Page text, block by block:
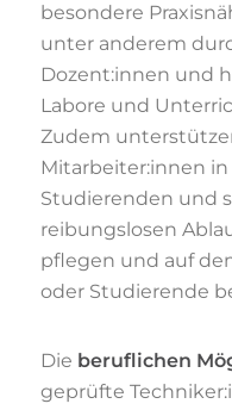
besondere
unter anderem
Dozent:innen und
Labore und
Zudem
Mitarbeiter:innen
Studierenden und
reibungslosen
pflegen und auf
oder Studierende
Die beruflichen
geprüfte